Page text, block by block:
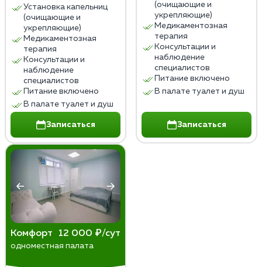
Установка капельниц
(очищающие и
укрепляющие)
Медикаментозная
терапия
Консультации и
наблюдение
специалистов
Питание включено
В палате туалет и душ
Записаться
(очищающие и
укрепляющие)
Медикаментозная
терапия
Консультации и
наблюдение
специалистов
Питание включено
В палате туалет и душ
Записаться
Комфорт 12 000 ₽/сут
одноместная палата